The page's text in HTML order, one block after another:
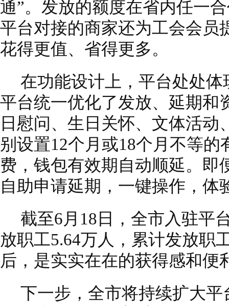
通”。发放的额度在省内任一
平台对接的商家还为工会会员
花得更值、省得更多。
在功能设计上，平台处处
平台统一优化了发放、延期和
日慰问、生日关怀、文体活
别设置12个月或18个月不等
费，钱包有效期自动顺延。即
自助申请延期，一键操作，体
截至6月18日，全市入驻平
放职工5.64万人，累计发放职
后，是实实在在的获得感和便
下一步，全市将持续扩大